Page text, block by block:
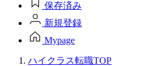
保存済み
新規登録
Mypage
ハイクラス転職TOP